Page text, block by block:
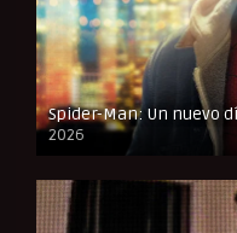
Spider-Man: Un nuevo
2026
CAM